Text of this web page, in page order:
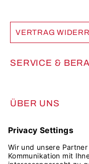
VERTRAG
SERVICE &
ÜBER UNS
FOLGE UNS